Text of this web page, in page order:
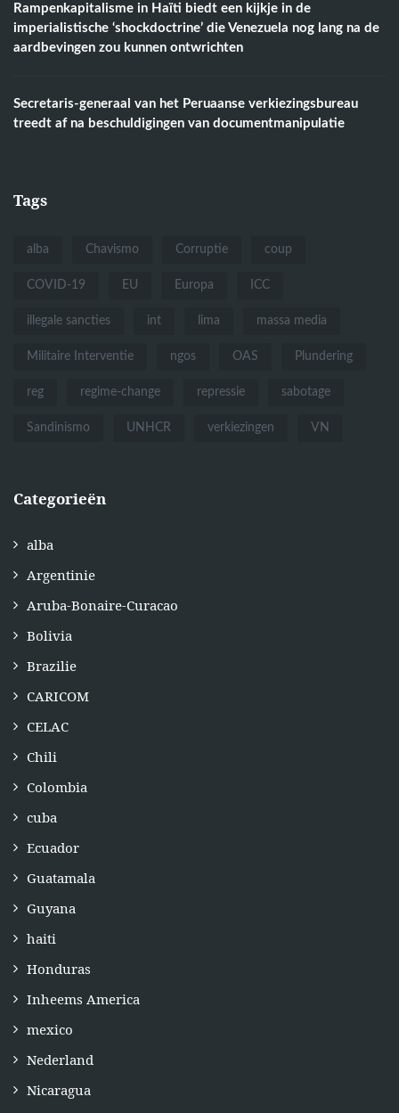
Rampenkapitalisme in Haïti biedt een kijkje in de
imperialistische ‘shockdoctrine’ die Venezuela nog lang na de
aardbevingen zou kunnen ontwrichten
Secretaris-generaal van het Peruaanse verkiezingsbureau
treedt af na beschuldigingen van documentmanipulatie
Tags
alba Chavismo Corruptie coup
COVID-19 EU Europa ICC
illegale sancties int lima massa media
Militaire Interventie ngos OAS Plundering
reg regime-change repressie sabotage
Sandinismo UNHCR verkiezingen VN
Categorieën
alba
Argentinie
Aruba-Bonaire-Curacao
Bolivia
Brazilie
CARICOM
CELAC
Chili
Colombia
cuba
Ecuador
Guatamala
Guyana
haiti
Honduras
Inheems America
mexico
Nederland
Nicaragua